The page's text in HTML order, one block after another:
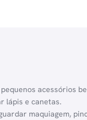
acessórios
lápis e canetas.
maquiagem,